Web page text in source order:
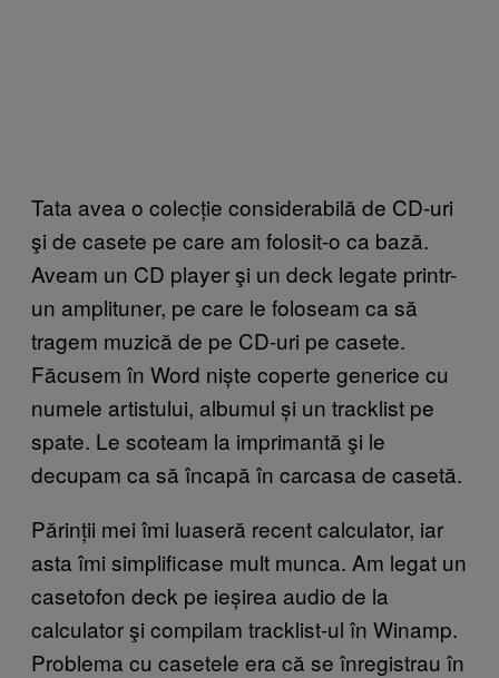
Tata avea o colecție considerabilă de CD-uri
şi de casete pe care am folosit-o ca bază.
Aveam un CD player şi un deck legate printr-
un amplituner, pe care le foloseam ca să
tragem muzică de pe CD-uri pe casete.
Făcusem în Word niște coperte generice cu
numele artistului, albumul și un tracklist pe
spate. Le scoteam la imprimantă şi le
decupam ca să încapă în carcasa de casetă.
Părinții mei îmi luaseră recent calculator, iar
asta îmi simplificase mult munca. Am legat un
casetofon deck pe ieșirea audio de la
calculator şi compilam tracklist-ul în Winamp.
Problema cu casetele era că se înregistrau în